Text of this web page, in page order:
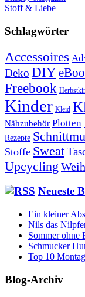
Stoff & Liebe
Schlagwörter
Accessoires
Deko DIY
Freebook
Kinder Kleid
Nähzubehör Plotten
Rezepte
Stoffe Sweat
Upcycling
Neueste
Ein kleiner
Nils das
Sommer ohne
Schmucker
Top 10
Blog-Archiv